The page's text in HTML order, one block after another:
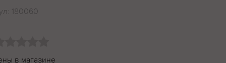
180060
в магазине